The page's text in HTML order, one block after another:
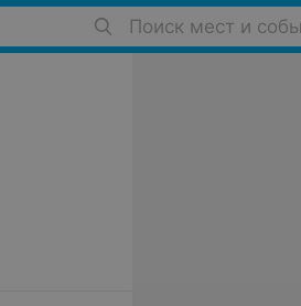
Поиск мест и